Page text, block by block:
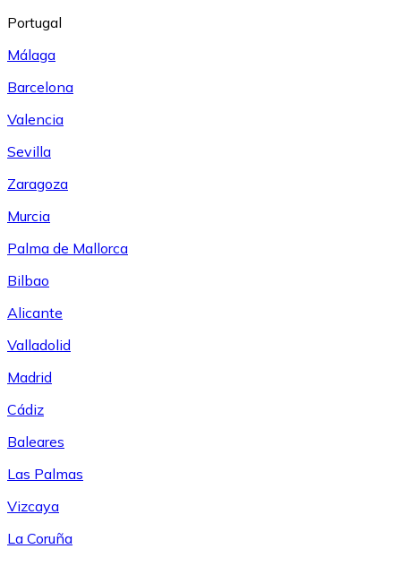
Portugal
Málaga
Barcelona
Valencia
Sevilla
Zaragoza
Murcia
Palma de Mallorca
Bilbao
Alicante
Valladolid
Madrid
Cádiz
Baleares
Las Palmas
Vizcaya
La Coruña